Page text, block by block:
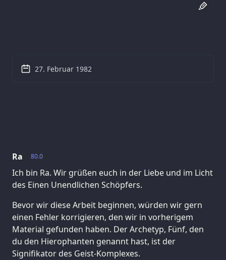
80.0
Ra
Ich bin Ra. Wir grüßen euch in der Liebe und im Licht
des Einen Unendlichen Schöpfers.
Bevor wir diese Arbeit beginnen, würden wir gern
einen Fehler korrigieren, den wir in vorherigem
Material gefunden haben. Der Archetyp, Fünf, den
du den Hierophanten genannt hast, ist der
Signifikator des Geist-Komplexes.
27. Februar 1982